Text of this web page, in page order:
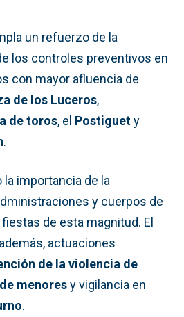
un refuerzo de la
los controles preventivos en
con mayor afluencia de
de los Luceros,
de toros, el Postiguety
.
la importancia de la
y cuerpos de
de esta magnitud. El
actuaciones
de la violencia de
menoresy vigilancia en
.